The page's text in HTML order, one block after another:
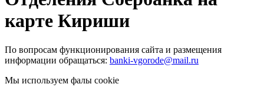
карте Кириши
По вопросам функционирования сайта и размещения
информации обращаться: banki-vgorode@mail.ru
Мы используем фалы cookie